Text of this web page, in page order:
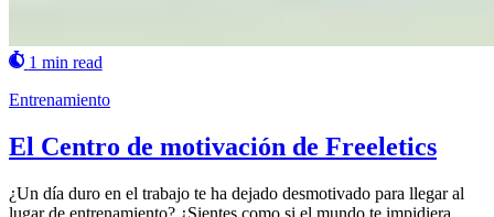
1 min read
Entrenamiento
El Centro de motivación de Freeletics
¿Un día duro en el trabajo te ha dejado desmotivado para llegar al
lugar de entrenamiento? ¿Sientes como si el mundo te impidiera